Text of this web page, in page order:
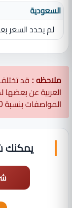
السعودية
لم يحدد السعر
ملاحظه : قد
العربية عن
المواصفات بنسبة 100 % في حالة وجود اخطاء اتصل بنا.
يمكنك